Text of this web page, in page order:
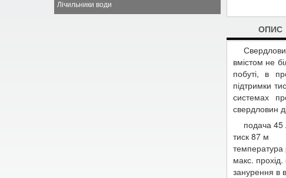
Лічильники води
ОПИС
вмістом не
побуті, в
підтримки
системах
свердловин
подача 45
тиск 87 м
температура
макс. прохід.
занурення в